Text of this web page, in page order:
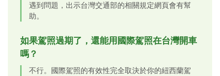
遇到問題，出示台灣交通部的相關規定網頁會有幫
助。
如果駕照過期了，還能用國際駕照在台灣開車
嗎？
不行。國際駕照的有效性完全取決於你的紐西蘭駕